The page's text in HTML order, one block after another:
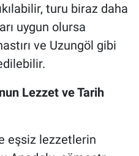
turu biraz daha
uygun olursa
ve Uzungöl gibi
Lezzet ve Tarih
eşsiz lezzetlerin